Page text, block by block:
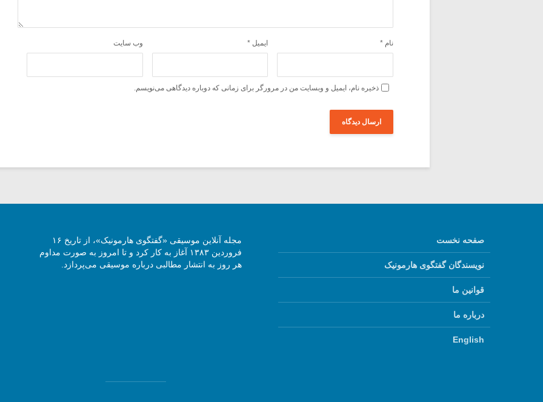
نام * ایمیل * وب‌ سایت
ذخیره نام، ایمیل و وبسایت من در مرورگر برای زمانی که دوباره دیدگاهی می‌نویسم.
صفحه نخست
نویسندگان گفتگوی هارمونیک
قوانین ما
درباره ما
English
مجله آنلاین موسیقی «گفتگوی هارمونیک»، از تاریخ ۱۶
فروردین ۱۳۸۳ آغاز به کار کرد و تا امروز به صورت مداوم
هر روز به انتشار مطالبی درباره موسیقی می‌پردازد.